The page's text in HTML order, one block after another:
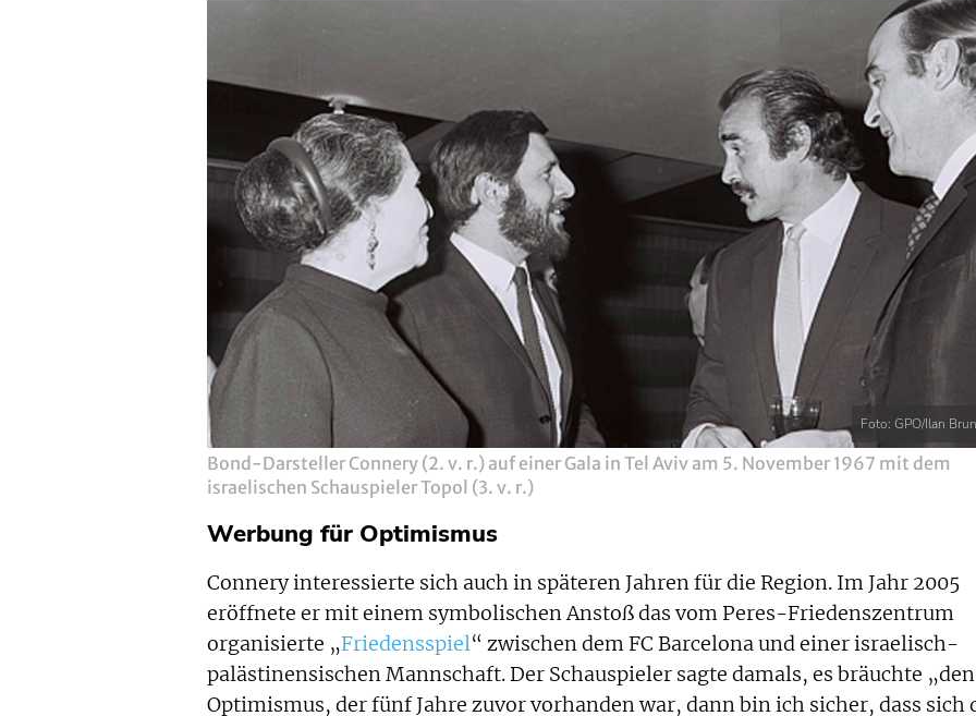
Foto: GPO/Ilan
Bond-Darsteller Connery (2. v. r.) auf einer Gala in Tel Aviv am 5. November 1967 mit dem
israelischen Schauspieler Topol (3. v. r.)
Werbung für Optimismus
Connery interessierte sich auch in späteren Jahren für die Region. Im Jahr 2005
eröffnete er mit einem symbolischen Anstoß das vom Peres-Friedenszentrum
organisierte „Friedensspiel“ zwischen dem FC Barcelona und einer israelisch-
palästinensischen Mannschaft. Der Schauspieler sagte damals, es bräuchte „den
Optimismus, der fünf Jahre zuvor vorhanden war, dann bin ich sicher, dass sich